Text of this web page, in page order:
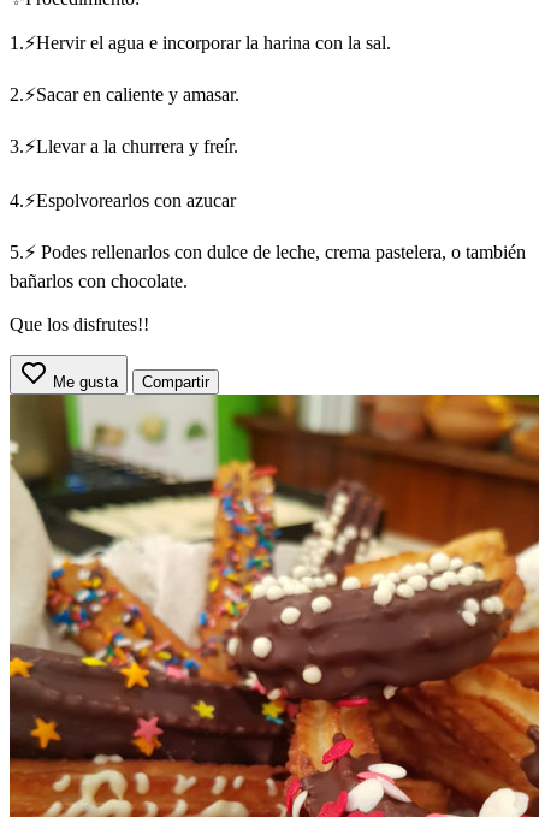
1.⚡Hervir el agua e incorporar la harina con la sal.
2.⚡Sacar en caliente y amasar.
3.⚡Llevar a la churrera y freír.
4.⚡Espolvorearlos con azucar
5.⚡ Podes rellenarlos con dulce de leche, crema pastelera, o también
bañarlos con chocolate.
Que los disfrutes!!
Me gusta Compartir